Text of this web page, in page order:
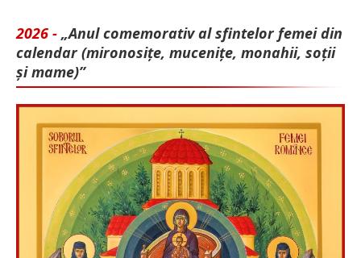
2026 - „Anul comemorativ al sfintelor femei din
calendar (mironosițe, mu­cenițe, monahii, soții
și mame)”